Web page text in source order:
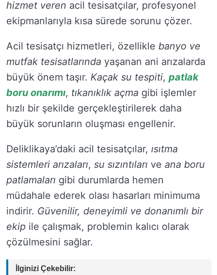
hizmet veren acil tesisatçılar, profesyonel
ekipmanlarıyla kısa sürede sorunu çözer.
Acil tesisatçı hizmetleri, özellikle banyo ve
mutfak tesisatlarında yaşanan ani arızalarda
büyük önem taşır. Kaçak su tespiti, patlak
boru onarımı, tıkanıklık açma gibi işlemler
hızlı bir şekilde gerçekleştirilerek daha
büyük sorunların oluşması engellenir.
Deliklikaya’daki acil tesisatçılar, ısıtma
sistemleri arızaları, su sızıntıları ve ana boru
patlamaları gibi durumlarda hemen
müdahale ederek olası hasarları minimuma
indirir. Güvenilir, deneyimli ve donanımlı bir
ekip ile çalışmak, problemin kalıcı olarak
çözülmesini sağlar.
İlginizi Çekebilir: